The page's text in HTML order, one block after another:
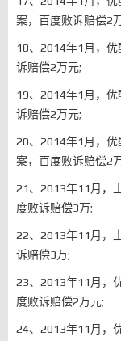
案，百度败诉赔偿2
18、2014年1月，
诉赔偿2万元;
19、2014年1月，
诉赔偿2万元;
20、2014年1月，优
案，百度败诉赔偿2
21、2013年11月，
度败诉赔偿3万;
22、2013年11月，
诉赔偿3万;
23、2013年11月，
度败诉赔偿2万元;
24、2013年11月，